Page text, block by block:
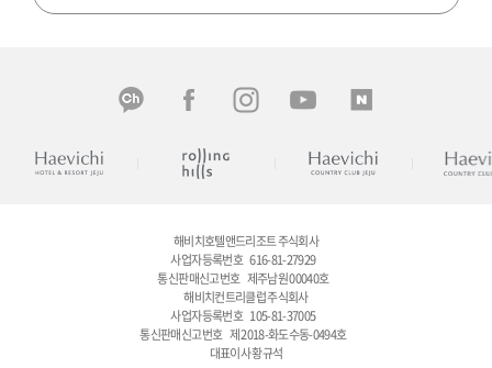
해비치호텔앤드리조트 주식회사
사업자등록번호 616-81-27929
통신판매신고번호 제주남원 00040호
해비치컨트리클럽 주식회사
사업자등록번호 105-81-37005
통신판매신고번호 제 2018-화도수동-0494호
대표이사 황규석